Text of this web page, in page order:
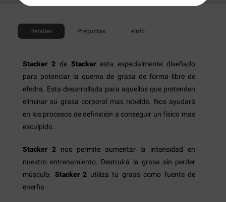
Detalles Preguntas +Info
Stacker 2 de Stacker esta especialmente diseñado
para potenciar la quema de grasa de forma libre de
efedra. Esta desarrollada para aquellos que pretenden
eliminar su grasa corporal mas rebelde. Nos ayudará
en los procesos de definición a conseguir un físico mas
esculpido.
Stacker 2 nos permite aumentar la intensidad en
nuestro entrenamiento. Destruirá la grasa sin perder
músculo. Stacker 2 utiliza tu grasa como fuente de
enerfia